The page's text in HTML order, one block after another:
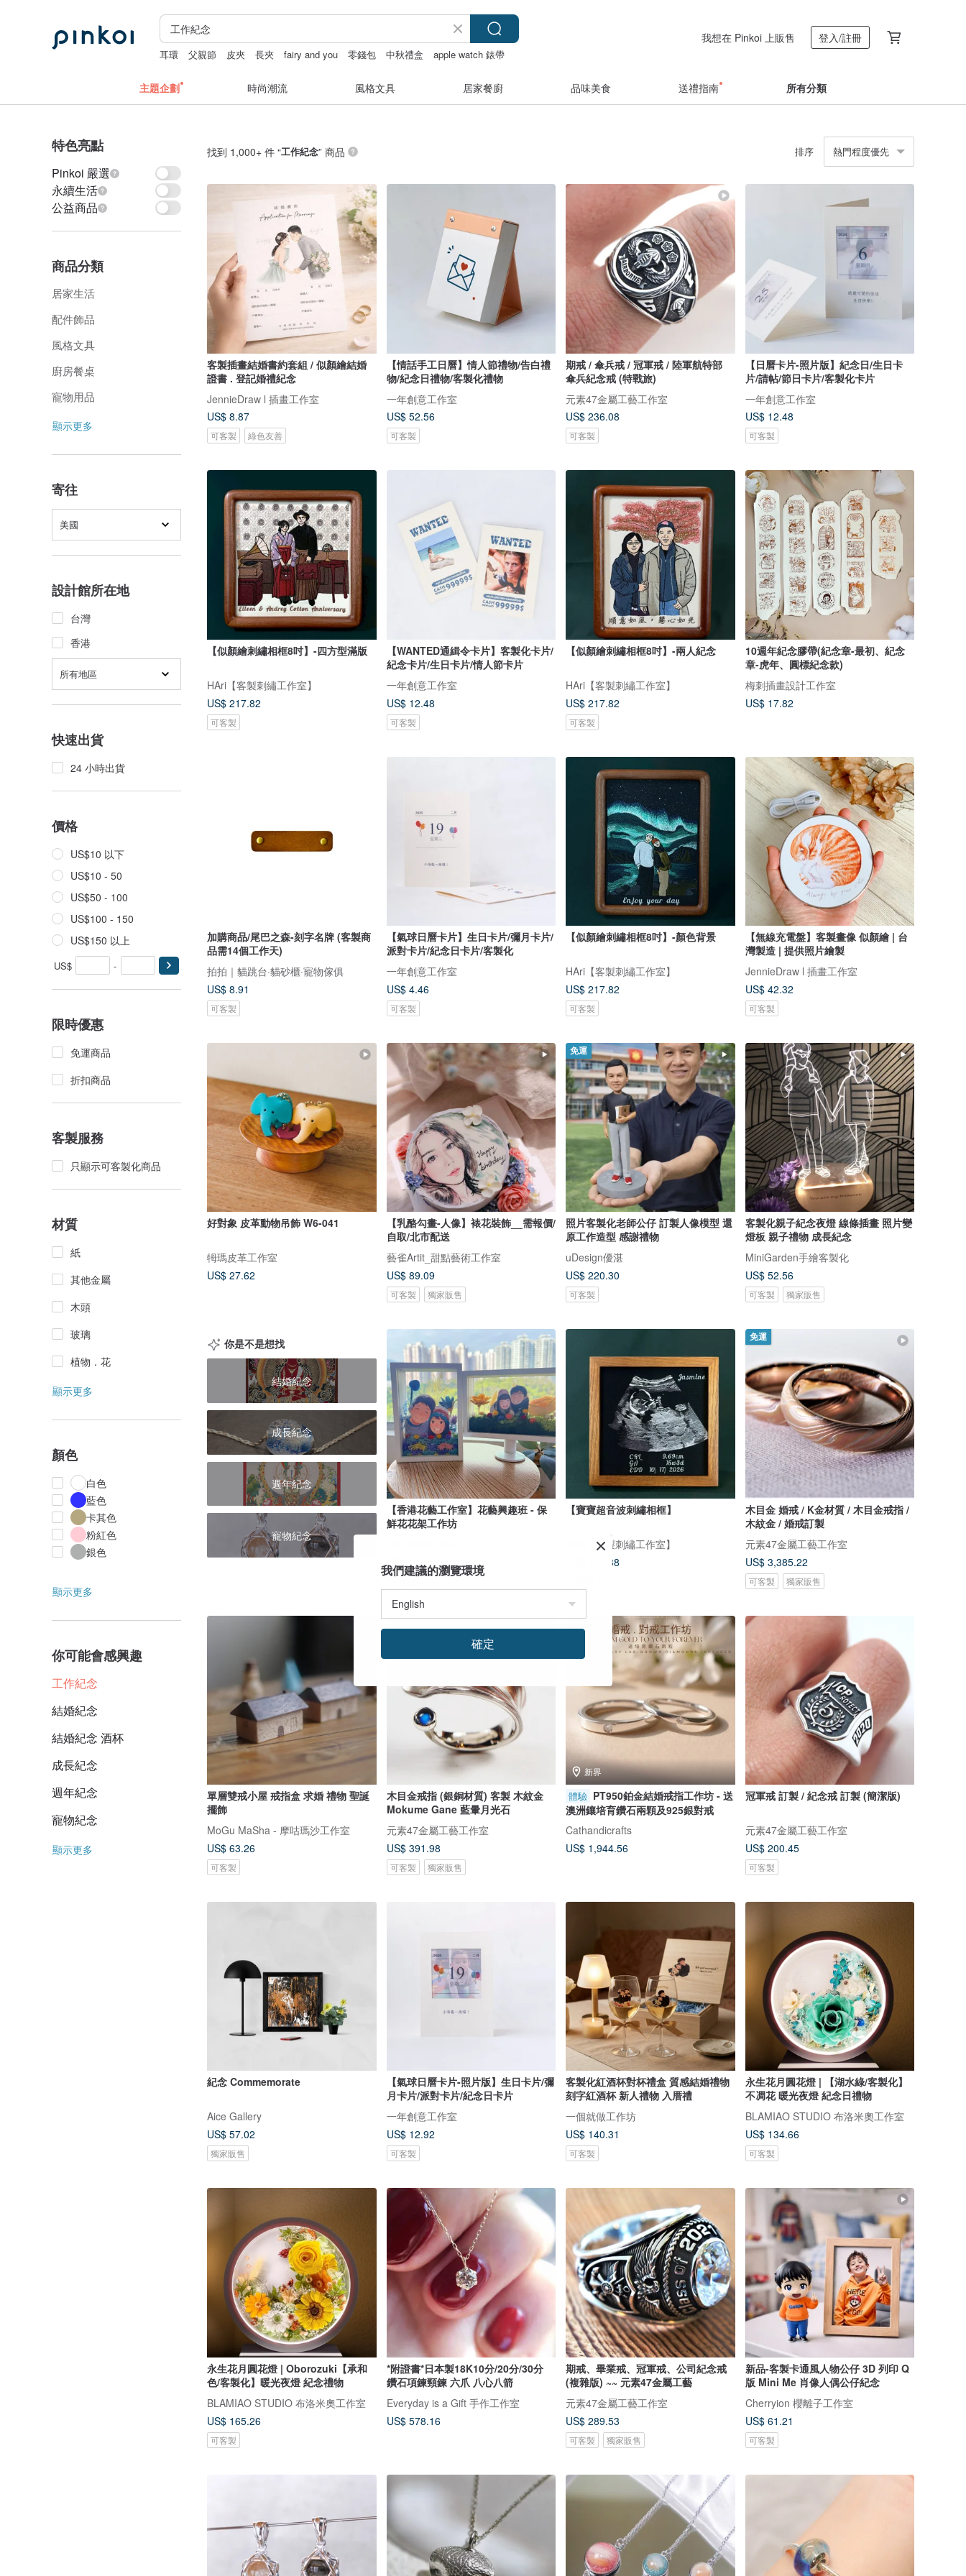
耳環 父親節 皮夾 長夾 fairy and you 零錢包 中秋禮盒 apple watch 錶帶
我想在 Pinkoi 上販售 登入/註冊
主題企劃 時尚潮流 風格文具 居家餐廚 品味美食 送禮指南 所有分類
特色亮點
Pinkoi 嚴選
永續生活
公益商品
商品分類
居家生活
配件飾品
風格文具
廚房餐桌
寵物用品
顯示更多
寄往
美國
設計館所在地
台灣
香港
所有地區
快速出貨
24 小時出貨
價格
US$10 以下
US$10 - 50
US$50 - 100
US$100 - 150
US$150 以上
US$ -
限時優惠
免運商品
折扣商品
客製服務
只顯示可客製化商品
材質
紙
其他金屬
木頭
玻璃
植物．花
顯示更多
顏色
白色
藍色
卡其色
粉紅色
銀色
顯示更多
你可能會感興趣
工作紀念
結婚紀念
結婚紀念 酒杯
成長紀念
週年紀念
寵物紀念
顯示更多
找到 1,000+ 件 “工作紀念” 商品 排序 熱門程度優先
客製插畫結婚書約套組 / 似顏繪結婚
證書 . 登記婚禮紀念
JennieDraw l 插畫工作室
US$ 8.87
可客製 綠色友善
【情話手工日曆】情人節禮物/告白禮
物/紀念日禮物/客製化禮物
一年創意工作室
US$ 52.56
可客製
期戒 / 傘兵戒 / 冠軍戒 / 陸軍航特部
傘兵紀念戒 (特戰旅)
元素47金屬工藝工作室
US$ 236.08
可客製
【日曆卡片-照片版】紀念日/生日卡
片/請帖/節日卡片/客製化卡片
一年創意工作室
US$ 12.48
可客製
【似顏繪刺繡相框8吋】-四方型滿版
HAri【客製刺繡工作室】
US$ 217.82
可客製
【WANTED通緝令卡片】客製化卡片/
紀念卡片/生日卡片/情人節卡片
一年創意工作室
US$ 12.48
可客製
【似顏繪刺繡相框8吋】-兩人紀念
HAri【客製刺繡工作室】
US$ 217.82
可客製
10週年紀念膠帶(紀念章-最初、紀念
章-虎年、圓標紀念款)
梅刺插畫設計工作室
US$ 17.82
加購商品/尾巴之森-刻字名牌 (客製商
品需14個工作天)
拍拍｜貓跳台·貓砂櫃·寵物傢俱
US$ 8.91
可客製
【氣球日曆卡片】生日卡片/彌月卡片/
派對卡片/紀念日卡片/客製化
一年創意工作室
US$ 4.46
可客製
【似顏繪刺繡相框8吋】-顏色背景
HAri【客製刺繡工作室】
US$ 217.82
可客製
【無線充電盤】客製畫像 似顏繪 | 台
灣製造 | 提供照片繪製
JennieDraw l 插畫工作室
US$ 42.32
可客製
好對象 皮革動物吊飾 W6-041
牳瑪皮革工作室
US$ 27.62
【乳酪勾畫-人像】裱花裝飾__需報價/
自取/北市配送
藝雀Artit_甜點藝術工作室
US$ 89.09
可客製 獨家販售
免運
照片客製化老師公仔 訂製人像模型 還
原工作造型 感謝禮物
uDesign優湛
US$ 220.30
可客製
客製化親子紀念夜燈 線條插畫 照片變
燈板 親子禮物 成長紀念
MiniGarden手繪客製化
US$ 52.56
可客製 獨家販售
你是不是想找
結婚紀念
成長紀念
週年紀念
寵物紀念
【香港花藝工作室】花藝興趣班 - 保
鮮花花架工作坊
US$ 93.65
可客製
【寶寶超音波刺繡相框】
HAri【客製刺繡工作室】
US$ 119.38
免運
木目金 婚戒 / K金材質 / 木目金戒指 /
木紋金 / 婚戒訂製
元素47金屬工藝工作室
US$ 3,385.22
可客製 獨家販售
單層雙戒小屋 戒指盒 求婚 禮物 聖誕
擺飾
MoGu MaSha - 摩咕瑪沙工作室
US$ 63.26
可客製
木目金戒指 (銀銅材質) 客製 木紋金
Mokume Gane 藍暈月光石
元素47金屬工藝工作室
US$ 391.98
可客製 獨家販售
新界
體驗 PT950鉑金結婚戒指工作坊 - 送
澳洲鑲培育鑽石兩顆及925銀對戒
Cathandicrafts
US$ 1,944.56
冠軍戒 訂製 / 紀念戒 訂製 (簡潔版)
元素47金屬工藝工作室
US$ 200.45
可客製
紀念 Commemorate
Aice Gallery
US$ 57.02
獨家販售
【氣球日曆卡片-照片版】生日卡片/彌
月卡片/派對卡片/紀念日卡片
一年創意工作室
US$ 12.92
可客製
客製化紅酒杯對杯禮盒 質感結婚禮物
刻字紅酒杯 新人禮物 入厝禮
一個就做工作坊
US$ 140.31
可客製
永生花月圓花燈 | 【湖水綠/客製化】
不凋花 暖光夜燈 紀念日禮物
BLAMIAO STUDIO 布洛米奧工作室
US$ 134.66
可客製
永生花月圓花燈 | Oborozuki【承和
色/客製化】暖光夜燈 紀念禮物
BLAMIAO STUDIO 布洛米奧工作室
US$ 165.26
可客製
*附證書*日本製18K10分/20分/30分
鑽石項鍊頸鍊 六爪 八心八箭
Everyday is a Gift 手作工作室
US$ 578.16
期戒、畢業戒、冠軍戒、公司紀念戒
(複雜版) ~~ 元素47金屬工藝
元素47金屬工藝工作室
US$ 289.53
可客製 獨家販售
新品-客製卡通風人物公仔 3D 列印 Q
版 Mini Me 肖像人偶公仔紀念
Cherryion 櫻離子工作室
US$ 61.21
可客製
我們建議的瀏覽環境
確定